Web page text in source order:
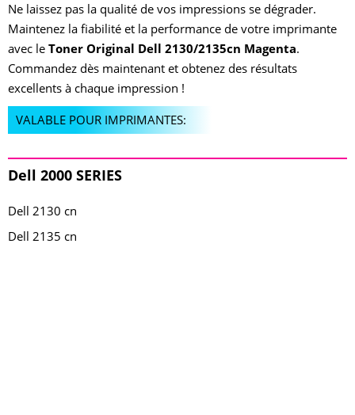
Ne laissez pas la qualité de vos impressions se dégrader.
Maintenez la fiabilité et la performance de votre imprimante
avec le Toner Original Dell 2130/2135cn Magenta.
Commandez dès maintenant et obtenez des résultats
excellents à chaque impression !
VALABLE POUR IMPRIMANTES:
Dell 2000 SERIES
Dell 2130 cn
Dell 2135 cn